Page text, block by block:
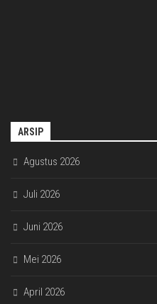
ARSIP
Agustus 2026
Juli 2026
Juni 2026
Mei 2026
April 2026